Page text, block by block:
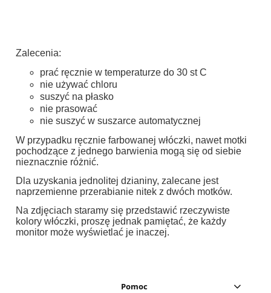
Zalecenia:
prać ręcznie w temperaturze do 30 st C
nie używać chloru
suszyć na płasko
nie prasować
nie suszyć w suszarce automatycznej
W przypadku ręcznie farbowanej włóczki, nawet motki
pochodzące z jednego barwienia mogą się od siebie
nieznacznie różnić.
Dla uzyskania jednolitej dzianiny, zalecane jest
naprzemienne przerabianie nitek z dwóch motków.
Na zdjęciach staramy się przedstawić rzeczywiste
kolory włóczki, proszę jednak pamiętać, że każdy
monitor może wyświetlać je inaczej.
Pomoc